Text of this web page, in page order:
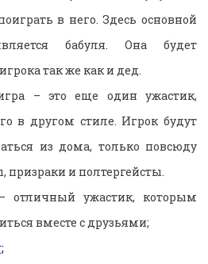
в него. Здесь основной
бабуля. Она будет
так же как и дед.
– это еще один ужастик,
в другом стиле. Игрок будут
из дома, только повсюду
призраки и полтергейсты.
отличный ужастик, которым
вместе с друзьями;